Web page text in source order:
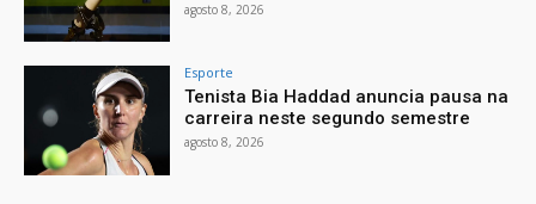
agosto 8, 2026
Esporte
Tenista Bia Haddad anuncia pausa na
carreira neste segundo semestre
agosto 8, 2026